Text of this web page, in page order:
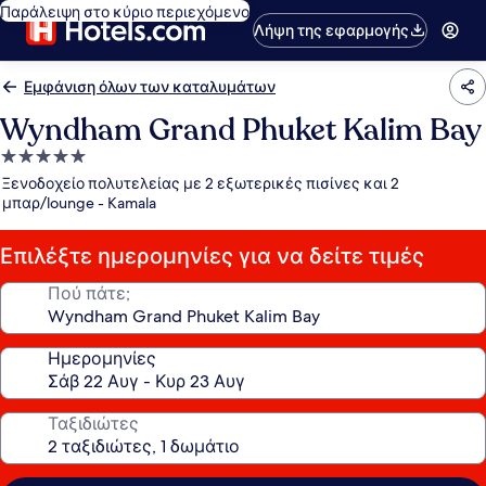
Παράλειψη στο κύριο περιεχόμενο
Λήψη της εφαρμογής
Εμφάνιση όλων των καταλυμάτων
Wyndham Grand Phuket Kalim Bay
Κατάλυμα
με
5.0
αστέρια
Ξενοδοχείο πολυτελείας με 2 εξωτερικές πισίνες και 2
μπαρ/lounge - Kamala
Επιλέξτε ημερομηνίες για να δείτε τιμές
Πού πάτε;
Ημερομηνίες
Ταξιδιώτες